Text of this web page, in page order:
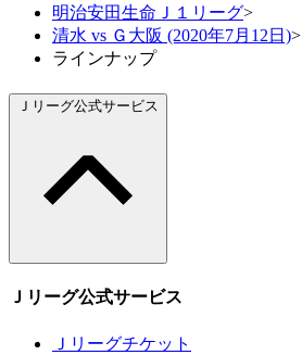
明治安田生命Ｊ１リーグ>
清水 vs Ｇ大阪 (2020年7月12日)>
ラインナップ
Ｊリーグ公式サービス
Ｊリーグ公式サービス
Ｊリーグチケット